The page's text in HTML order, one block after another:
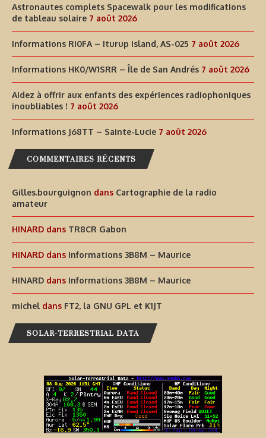
Astronautes complets Spacewalk pour les modifications
de tableau solaire 7 août 2026
Informations RI0FA – Iturup Island, AS-025 7 août 2026
Informations HK0/W1SRR – Île de San Andrés 7 août 2026
Aidez à offrir aux enfants des expériences radiophoniques
inoubliables ! 7 août 2026
Informations J68TT – Sainte-Lucie 7 août 2026
COMMENTAIRES RÉCENTS
Gilles.bourguignon dans Cartographie de la radio
amateur
HINARD dans TR8CR Gabon
HINARD dans Informations 3B8M – Maurice
HINARD dans Informations 3B8M – Maurice
michel dans FT2, la GNU GPL et K1JT
SOLAR-TERRESTRIAL DATA